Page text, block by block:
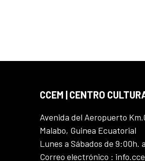
CCEM | CENTRO
Avenida del Aeropuerto
Malabo, Guinea Ecuatorial
Lunes a Sábados de 9:00h.
Correo electrónico :